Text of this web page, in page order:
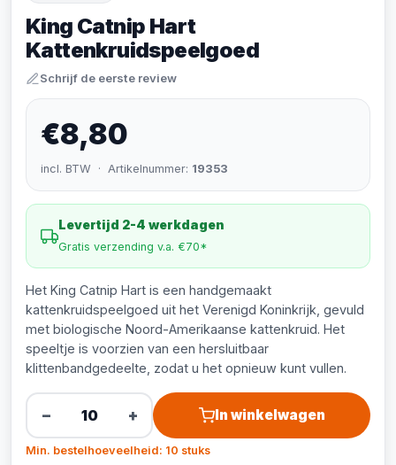
King Catnip Hart
Kattenkruidspeelgoed
Schrijf de eerste review
€8,80
incl. BTW · Artikelnummer: 19353
Levertijd 2-4 werkdagen
Gratis verzending v.a. €70*
Het King Catnip Hart is een handgemaakt
kattenkruidspeelgoed uit het Verenigd Koninkrijk, gevuld
met biologische Noord-Amerikaanse kattenkruid. Het
speeltje is voorzien van een hersluitbaar
klittenbandgedeelte, zodat u het opnieuw kunt vullen.
− + In winkelwagen
Min. bestelhoeveelheid: 10 stuks